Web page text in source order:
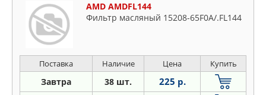
AMD AMDFL144
Фильтр масляный 15208-65F0A/.FL144
Поставка Наличие Цена Купить
Завтра 38 шт. 225 р.